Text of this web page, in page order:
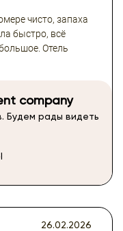
чисто, запаха
быстро, всё
Отель
company
Будем рады видеть
26.02.2026